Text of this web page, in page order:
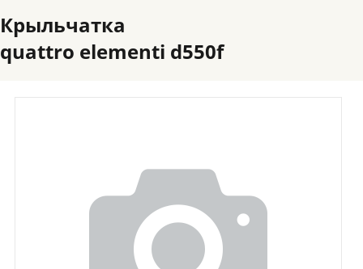
Крыльчатка
quattro elementi d550f